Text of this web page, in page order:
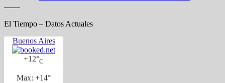
——
El Tiempo – Datos Actuales
Buenos Aires
+12°C
Max: +14°